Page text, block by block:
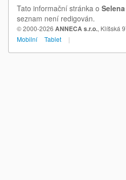
Tato informační stránka o
seznam není redigován.
© 2000-2026 ANNECA s.r.o., Klíšská
Mobilní
Tablet |